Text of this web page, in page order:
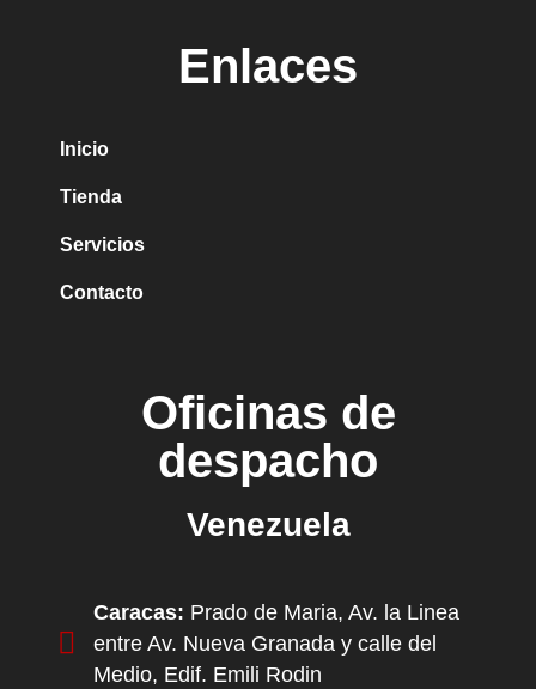
Enlaces
Inicio
Tienda
Servicios
Contacto
Oficinas de
despacho
Venezuela
Caracas: Prado de Maria, Av. la Linea
entre Av. Nueva Granada y calle del
Medio, Edif. Emili Rodin